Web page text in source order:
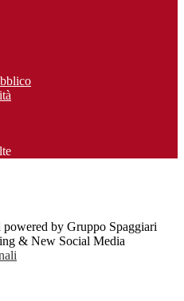
by Gruppo Spaggiari
& New Social Media